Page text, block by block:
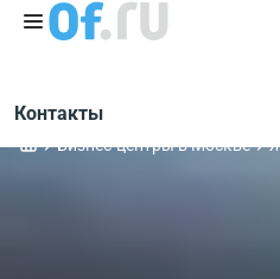
Контакты
Бизнес-центры в Москве